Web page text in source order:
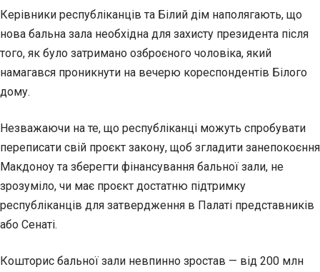
Керівники республіканців та Білий дім наполягають, що
нова бальна зала необхідна для захисту президента після
того, як було затримано озброєного чоловіка, який
намагався проникнути на вечерю кореспондентів Білого
дому.
Незважаючи на те, що республіканці можуть спробувати
переписати свій проєкт закону, щоб згладити занепокоєння
Макдоноу та зберегти фінансування бальної зали, не
зрозуміло, чи має проєкт достатню підтримку
республіканців для затвердження в Палаті представників
або Сенаті.
Кошторис бальної зали невпинно зростав — від 200 млн